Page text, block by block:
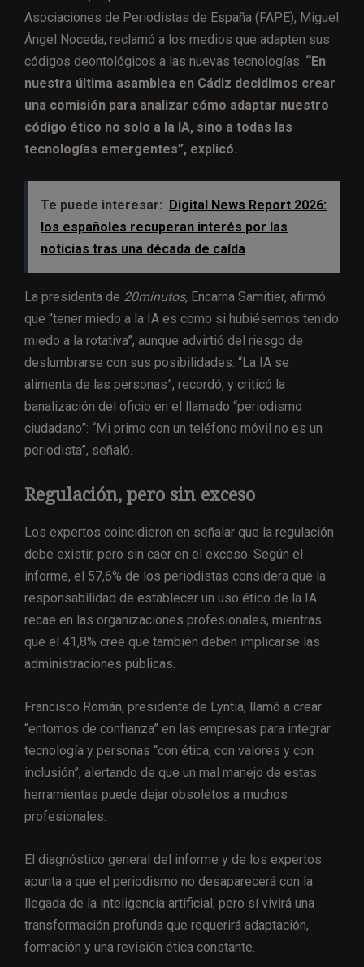
Asociaciones de Periodistas de España (FAPE), Miguel
Ángel Noceda, reclamó a los medios que adapten sus
códigos deontológicos a las nuevas tecnologías. “En
nuestra última asamblea en Cádiz decidimos crear
una comisión para analizar cómo adaptar nuestro
código ético no solo a la IA, sino a todas las
tecnologías emergentes”, explicó.
Te puede interesar:
Digital News Report 2026:
los españoles recuperan interés por las
noticias tras una década de caída
La presidenta de 20minutos, Encarna Samitier, afirmó
que “tener miedo a la IA es como si hubiésemos tenido
miedo a la rotativa”, aunque advirtió del riesgo de
deslumbrarse con sus posibilidades. “La IA se
alimenta de las personas”, recordó, y criticó la
banalización del oficio en el llamado “periodismo
ciudadano”: “Mi primo con un teléfono móvil no es un
periodista”, señaló.
Regulación, pero sin exceso
Los expertos coincidieron en señalar que la regulación
debe existir, pero sin caer en el exceso. Según el
informe, el 57,6% de los periodistas considera que la
responsabilidad de establecer un uso ético de la IA
recae en las organizaciones profesionales, mientras
que el 41,8% cree que también deben implicarse las
administraciones públicas.
Francisco Román, presidente de Lyntia, llamó a crear
“entornos de confianza” en las empresas para integrar
tecnología y personas “con ética, con valores y con
inclusión”, alertando de que un mal manejo de estas
herramientas puede dejar obsoletos a muchos
profesionales.
El diagnóstico general del informe y de los expertos
apunta a que el periodismo no desaparecerá con la
llegada de la inteligencia artificial, pero sí vivirá una
transformación profunda que requerirá adaptación,
formación y una revisión ética constante.